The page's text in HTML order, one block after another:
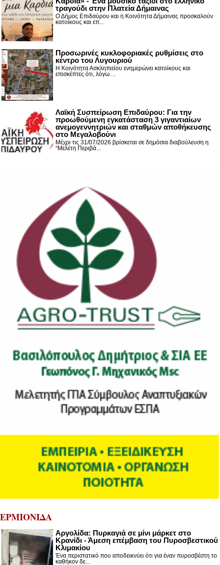
τραγούδι στην Πλατεία Δήμαινας
Ο Δήμος Επιδαύρου και η Κοινότητα Δήμαινας προσκαλούν
κατοίκους και επ...
Προσωρινές κυκλοφοριακές ρυθμίσεις στο
κέντρο του Λυγουριού
Η Κοινότητα Ασκληπιείου ενημερώνει κατοίκους και
επισκέπτες ότι, λόγω ...
Λαϊκή Συσπείρωση Επιδαύρου: Για την
προωθούμενη εγκατάσταση 3 γιγαντιαίων
ανεμογεννητριών και σταθμών αποθήκευσης
στο Μεγαλοβούνι
Μέχρι τις 31/07/2026 βρίσκεται σε δημόσια διαβούλευση η
“Μελέτη Περιβά...
ΕΡΜΙΟΝΙΔΑ
Αργολίδα: Πυρκαγιά σε μίνι μάρκετ στο
Κρανίδι - Άμεση επέμβαση του Πυροσβεστικού
Κλιμακίου
Ένα περιστατικό που αποδεικνύει ότι για έναν πυροσβέστη το
καθήκον δε...